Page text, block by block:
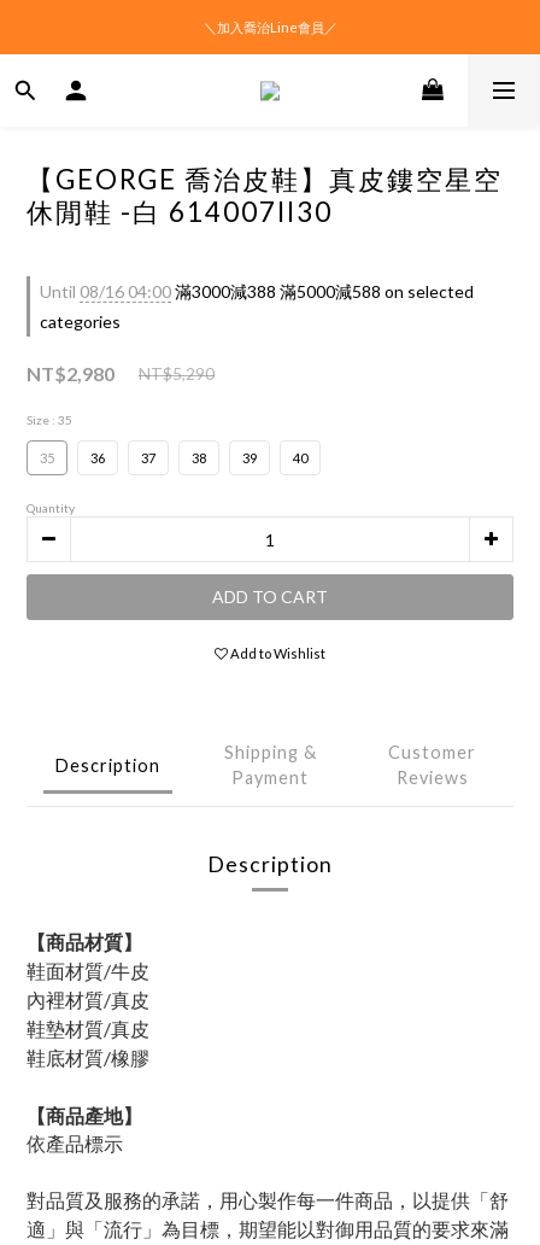
＼加入喬治Line會員／
【GEORGE 喬治皮鞋】真皮鏤空星空
休閒鞋 -白 614007II30
Until 08/16 04:00滿3000減388 滿5000減588 on selected
categories
NT$2,980 NT$5,290
Size : 35
35 36 37 38 39 40
Quantity
ADD TO CART
Add to Wishlist
Description
Shipping &
Payment
Customer
Reviews
Description
【商品材質】
鞋面材質/牛皮
內裡材質/真皮
鞋墊材質/真皮
鞋底材質/橡膠
【商品產地】
依產品標示
對品質及服務的承諾，用心製作每一件商品，以提供「舒
適」與「流行」為目標，期望能以對御用品質的要求來滿